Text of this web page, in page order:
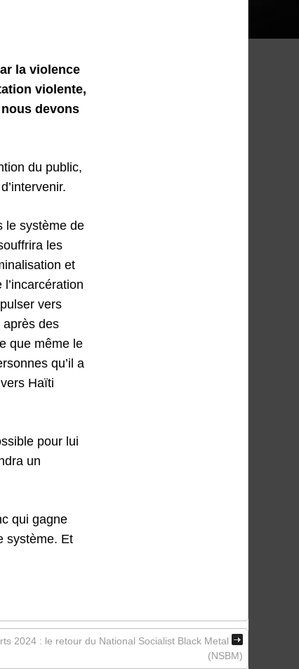
la violence
violente,
devons
du public,
le système de
les
et
vers
après des
que même le
qu’il a
Haïti
pour lui
un
qui gagne
système. Et
2024 : le retour du National Socialist Black Metal
(NSBM)